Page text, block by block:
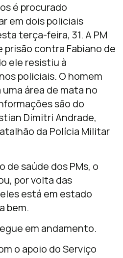
é procurado
em dois policiais
terça-feira, 31. A PM
prisão contra Fabiano de
ele resistiu à
policiais. O homem
área de mata no
são do
Dimitri Andrade,
da Polícia Militar
de saúde dos PMs, o
por volta das
está em estado
bem.
em andamento.
o apoio do Serviço